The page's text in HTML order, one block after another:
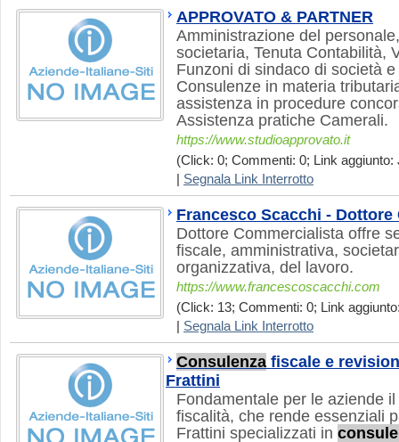
APPROVATO & PARTNER
Amministrazione del
societaria, Tenuta Contabilità,
Funzoni di sindaco di società
Consulenze in materia
assistenza in procedure
Assistenza pratiche Camerali.
https://www.studioapprovato.it
(Click: 0; Commenti: 0; Link aggiunto:
Segnala Link Interrotto
Francesco Scacchi -
Dottore Commercialista offre
fiscale, amministrativa,
organizzativa, del lavoro.
https://www.francescoscacchi.com
(Click: 13; Commenti: 0; Link
Segnala Link Interrotto
Consulenza fiscale e
Frattini
Fondamentale per le aziende
fiscalità, che rende essenziali
Frattini specializzati in